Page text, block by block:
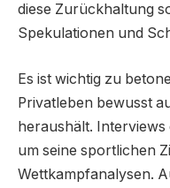
diese Zurückhaltung
Spekulationen und
Es ist wichtig zu
Privatleben bewusst
heraushält.
um seine sportlichen
Wettkampfanalysen.